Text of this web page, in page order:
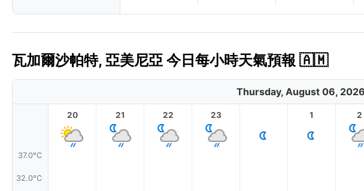
瓦加爾沙帕特, 亞美尼亞 今日每小時天氣預報 🇦🇲
Thursday, August 06, 2026
37.0°C
32.0°C
20 21 22 23 1 2